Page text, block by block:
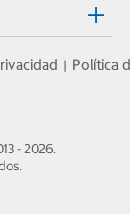
| Política
- 2026.